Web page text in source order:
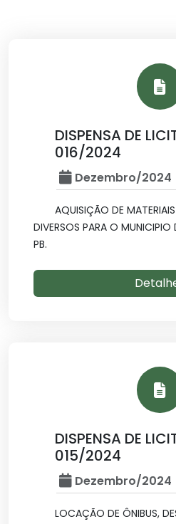
DISPENSA DE
016/2024
Dezembro/2024
AQUISIÇÃO DE
DIVERSOS PARA O
PB.
DISPENSA DE
015/2024
Dezembro/2024
LOCAÇÃO DE ÔNIBUS,